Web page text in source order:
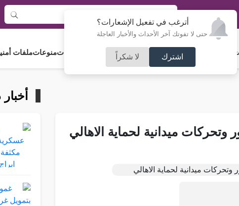
أترغب في تفعيل الإشعارات؟
حتى لا تفوتك آخر الأحداث والأخبار العاجلة
اشترك لا شكراً
و استثمار فلسطين مجلس الأمةرياضة آراء و مقالات جامعاتمنوعاتملفات
ميدانية لحماية الاهالي